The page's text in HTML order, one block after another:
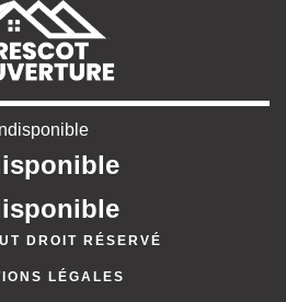
DROIT RÉSERVÉ
LÉGALES